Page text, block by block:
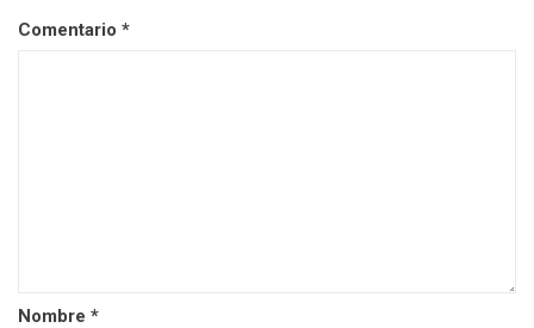
Comentario *
Nombre *